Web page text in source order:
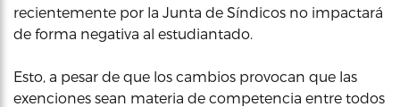
recientemente por la Junta de Síndicos no impactará
de forma negativa al estudiantado.
Esto, a pesar de que los cambios provocan que las
exenciones sean materia de competencia entre todos